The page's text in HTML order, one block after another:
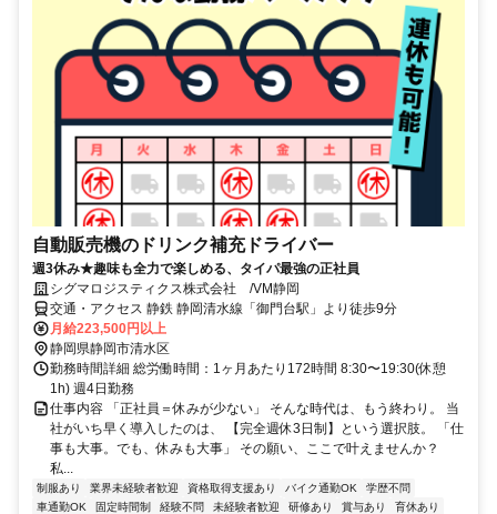
自動販売機のドリンク補充ドライバー
週3休み★趣味も全力で楽しめる、タイパ最強の正社員
シグマロジスティクス株式会社 /VM静岡
交通・アクセス 静鉄 静岡清水線「御門台駅」より徒歩9分
月給223,500円以上
静岡県静岡市清水区
勤務時間詳細 総労働時間：1ヶ月あたり172時間 8:30〜19:30(休憩
1h) 週4日勤務
仕事内容 「正社員＝休みが少ない」 そんな時代は、もう終わり。 当
社がいち早く導入したのは、 【完全週休3日制】という選択肢。 「仕
事も大事。でも、休みも大事」 その願い、ここで叶えませんか？
私...
制服あり 業界未経験者歓迎 資格取得支援あり バイク通勤OK
学歴不問
車通勤OK
固定時間制 経験不問 未経験者歓迎 研修あり 賞与あり
育休あり